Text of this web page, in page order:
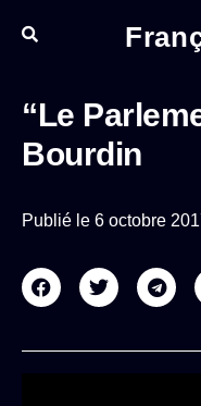
“Le
Bourdin
Publié le 6 octobre